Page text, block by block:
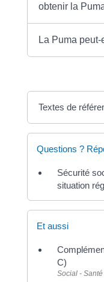
obtenir la
La Puma
Textes de
Questions ?
Sécurité
situation
Et aussi
C)
Social - Santé